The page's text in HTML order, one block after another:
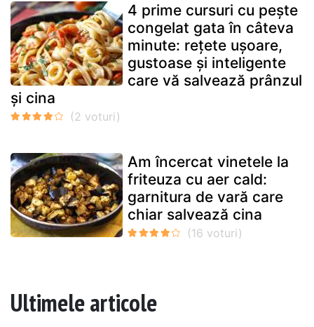
4 prime cursuri cu pește
congelat gata în câteva
minute: rețete ușoare,
gustoase și inteligente
care vă salvează prânzul
și cina
Am încercat vinetele la
friteuza cu aer cald:
garnitura de vară care
chiar salvează cina
Ultimele articole